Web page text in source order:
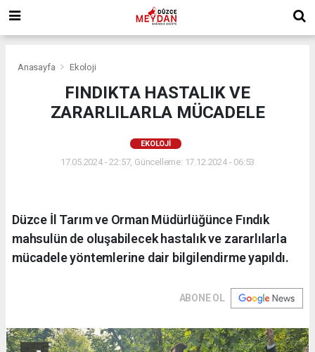
Anasayfa Ekoloji
FINDIKTA HASTALIK VE
ZARARLILARLA MÜCADELE
EKOLOJI
17.05.2024 - 22:57, Güncelleme: 17.12.2024 - 06:53
Düzce İl Tarım ve Orman Müdürlüğünce Fındık
mahsulün de oluşabilecek hastalık ve zararlılarla
mücadele yöntemlerine dair bilgilendirme yapıldı.
ABONE OL